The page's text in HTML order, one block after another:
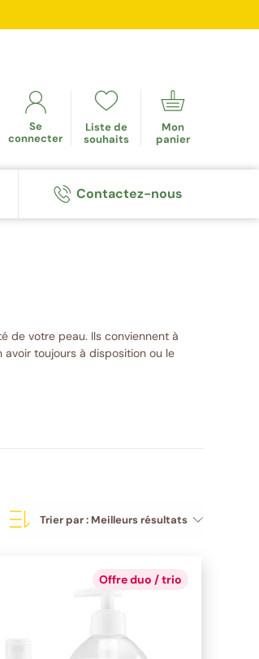
Se
connecter
Liste de
souhaits
Mon
panier
Contactez-nous
de votre peau. Ils conviennent à
toujours à disposition ou le
Trier par : Meilleurs résultats
Offre duo / trio